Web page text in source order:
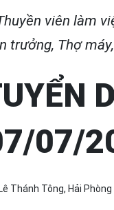
viên làm
trưởng, Thợ
07/
Thánh Tông, Hải